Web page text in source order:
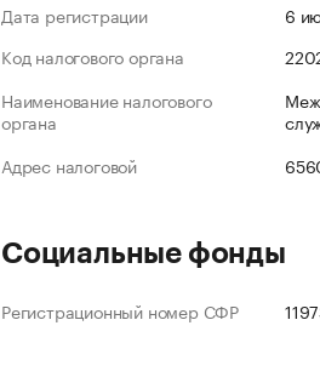
Дата регистрации
6
Код налогового органа
Наименование налогового
органа
Адрес налоговой
Социальные фонды
Регистрационный номер СФР